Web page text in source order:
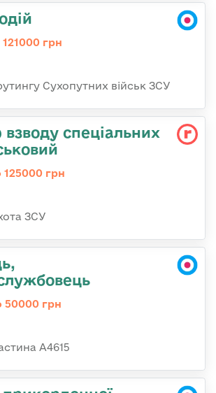
грн
Сухопутних військ ЗСУ
спеціальних
125000 грн
ЗСУ
50000 грн
А4615